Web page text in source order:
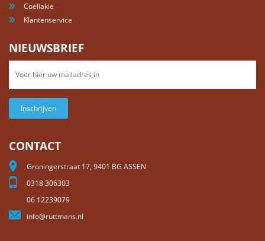
Coeliakie
Klantenservice
NIEUWSBRIEF
Inschrijven
CONTACT
Groningerstraat 17, 9401 BG ASSEN
0318 306303
06 12239079
info@ruttmans.nl